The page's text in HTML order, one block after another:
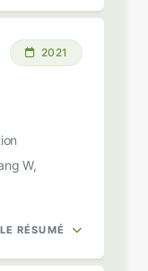
2021
W,
RÉSUMÉ